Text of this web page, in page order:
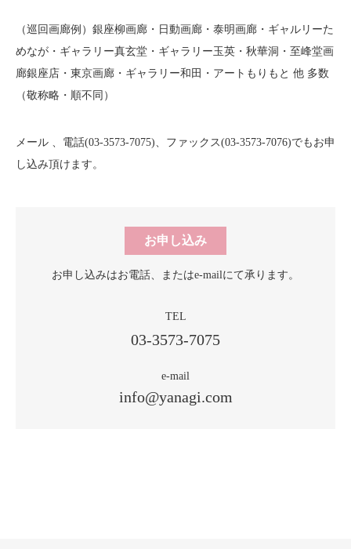
（巡回画廊例）銀座柳画廊・日動画廊・泰明画廊・ギャルリーた
めなが・ギャラリー真玄堂・ギャラリー玉英・秋華洞・至峰堂画
廊銀座店・東京画廊・ギャラリー和田・アートもりもと 他 多数
（敬称略・順不同）
メール 、電話(03-3573-7075)、ファックス(03-3573-7076)でもお申
し込み頂けます。
お申し込み
お申し込みはお電話、 またはe-mailにて承ります。
TEL
03-3573-7075
e-mail
info@yanagi.com